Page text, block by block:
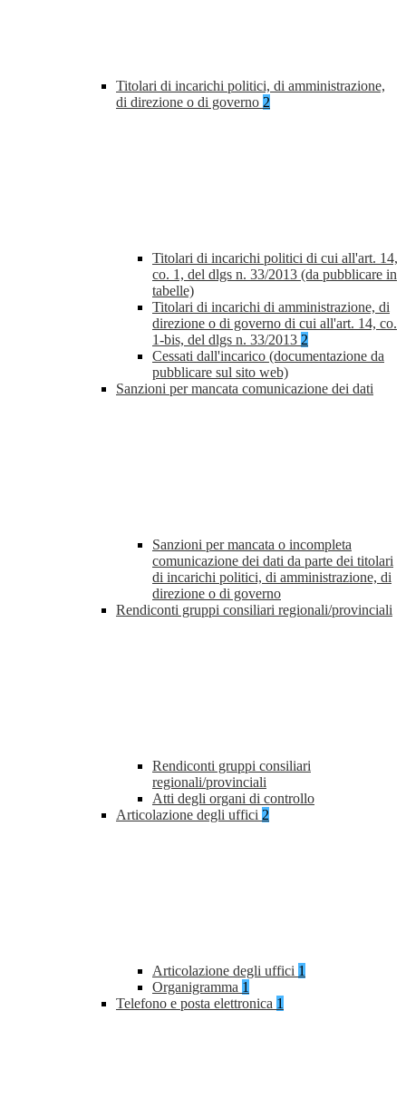
Titolari di incarichi politici, di amministrazione,
di direzione o di governo 2
Titolari di incarichi politici di cui all'art. 14,
co. 1, del dlgs n. 33/2013 (da pubblicare in
tabelle)
Titolari di incarichi di amministrazione, di
direzione o di governo di cui all'art. 14, co.
1-bis, del dlgs n. 33/2013 2
Cessati dall'incarico (documentazione da
pubblicare sul sito web)
Sanzioni per mancata comunicazione dei dati
Sanzioni per mancata o incompleta
comunicazione dei dati da parte dei titolari
di incarichi politici, di amministrazione, di
direzione o di governo
Rendiconti gruppi consiliari regionali/provinciali
Rendiconti gruppi consiliari
regionali/provinciali
Atti degli organi di controllo
Articolazione degli uffici 2
Articolazione degli uffici 1
Organigramma 1
Telefono e posta elettronica 1